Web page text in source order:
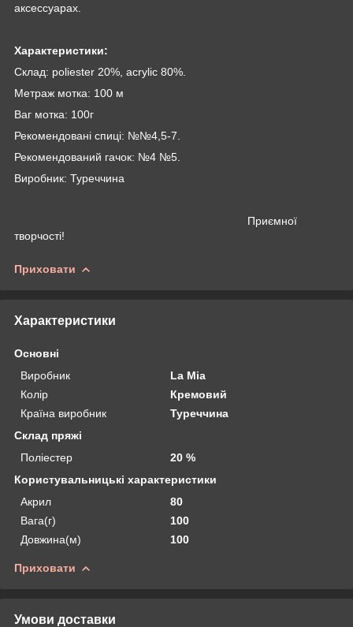
аксессуарах.
Характеристики:
Склад: poliester 20%, acrylic 80%.
Метраж мотка: 100 м
Ваг мотка: 100г
Рекомендовані спиці: №№4,5-7.
Рекомендований гачок: №4 №5.
Виробник: Туреччина
Приємної
творчості!
Приховати
Характеристики
Основні
Виробник
La Mia
Колір
Кремовий
Країна виробник
Туреччина
Склад пряжі
Поліестер
20 %
Користувальницькі характеристики
Акрил
80
Вага(г)
100
Довжина(м)
100
Приховати
Умови доставки